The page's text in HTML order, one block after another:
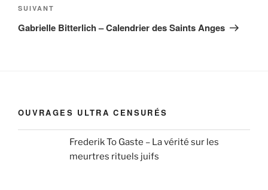
Article
suivant
SUIVANT
Gabrielle Bitterlich – Calendrier des Saints Anges
OUVRAGES ULTRA CENSURÉS
Frederik To Gaste – La vérité sur les
meurtres rituels juifs